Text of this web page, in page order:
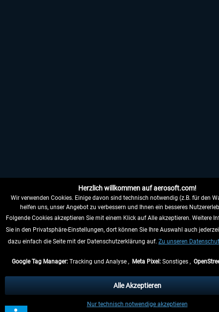
Herzlich willkommen auf aerosoft.com!
Wir verwenden Cookies. Einige davon sind technisch notwendig (z.B. für den
helfen uns, unser Angebot zu verbessern und Ihnen ein besseres
Folgende Cookies akzeptieren Sie mit einem Klick auf Alle akzeptieren. Weitere
Sie in den Privatsphäre-Einstellungen, dort können Sie Ihre Auswahl auch
dazu einfach die Seite mit der Datenschutzerklärung auf. Zu unseren
Google Tag Manager:Tracking und Analyse , Meta Pixel:Sonstiges ,
Nur technisch notwendige akzeptieren
Alle Akzeptieren